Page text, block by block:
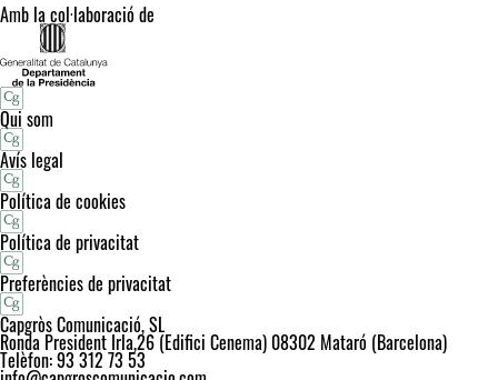
Amb la col·laboració de
Qui som
Avís legal
Política de cookies
Política de privacitat
Preferències de privacitat
Capgròs Comunicació, SL
Ronda President Irla,26 (Edifici Cenema) 08302 Mataró (Barcelona)
Telèfon: 93 312 73 53